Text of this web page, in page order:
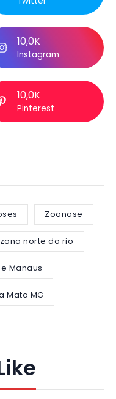
10,0K
Instagram
10,0K
Pinterest
Zoonose
zona norte do rio
Manaus
Mata MG